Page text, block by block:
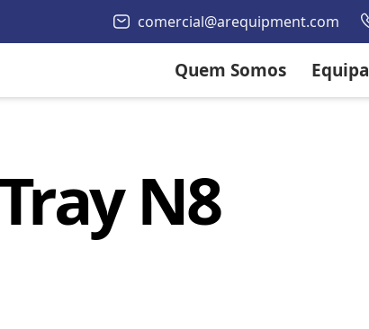
comercial@arequipment.com
Quem Somos
N8